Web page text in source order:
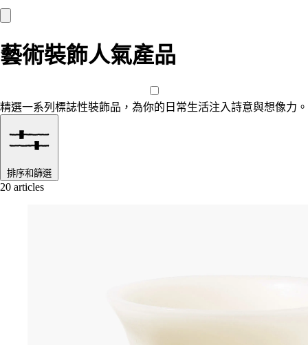
藝術裝飾人氣產品
精選一系列標誌性裝飾品，為你的日常生活注入詩意與想像力。
排序和篩選
20 articles